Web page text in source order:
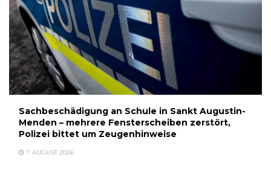
Sachbeschädigung an Schule in Sankt Augustin-
Menden – mehrere Fensterscheiben zerstört,
Polizei bittet um Zeugenhinweise
7. AUGUST 2026